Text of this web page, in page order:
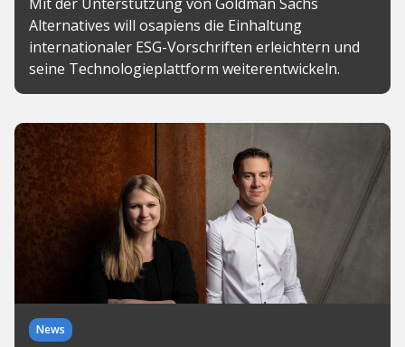
Alternatives will osapiens die Einhaltung
internationaler ESG-Vorschriften erleichtern und
seine Technologieplattform weiterentwickeln.
News